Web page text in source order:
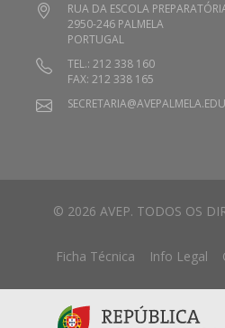
RUA DA ESCOLA
2950-246 PALMELA
PORTUGAL
TEL.: 212 338 160
FAX: 212 338 165
© 2026 AVEP. TODOS OS
Ficha Técnica Info Legal